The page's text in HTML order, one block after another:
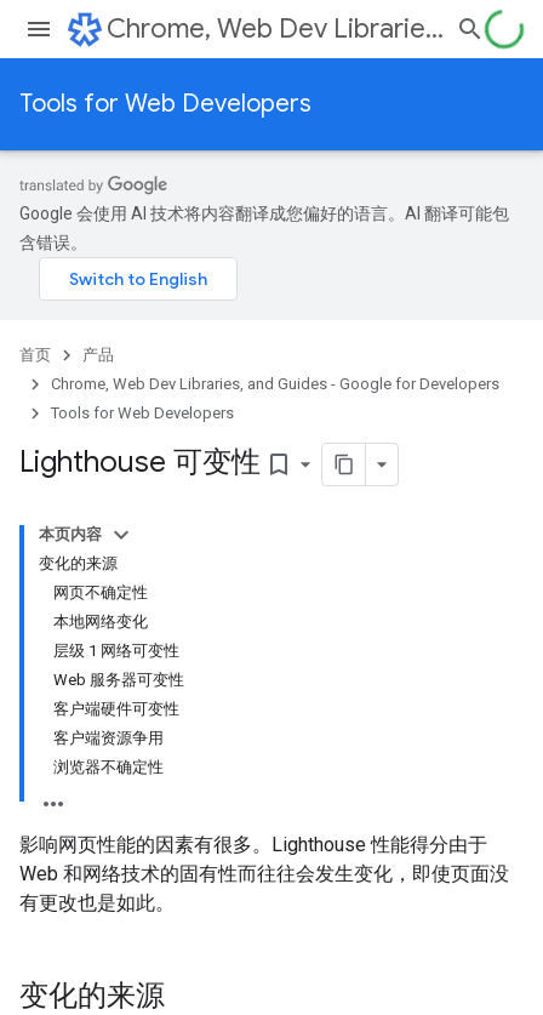
Chrome, Web Dev Libraries, and Guides - Google for Developers
Tools for Web Developers
Google 会使用 AI 技术将内容翻译成您偏好的语言。AI 翻译可能包
含错误。
首页
产品
Chrome, Web Dev Libraries, and Guides - Google for Developers
Tools for Web Developers
Lighthouse 可变性 bookmark_border
本页内容
变化的来源
网页不确定性
本地网络变化
层级 1 网络可变性
Web 服务器可变性
客户端硬件可变性
客户端资源争用
浏览器不确定性
影响网页性能的因素有很多。Lighthouse 性能得分由于
Web 和网络技术的固有性而往往会发生变化，即使页面没
有更改也是如此。
变化的来源